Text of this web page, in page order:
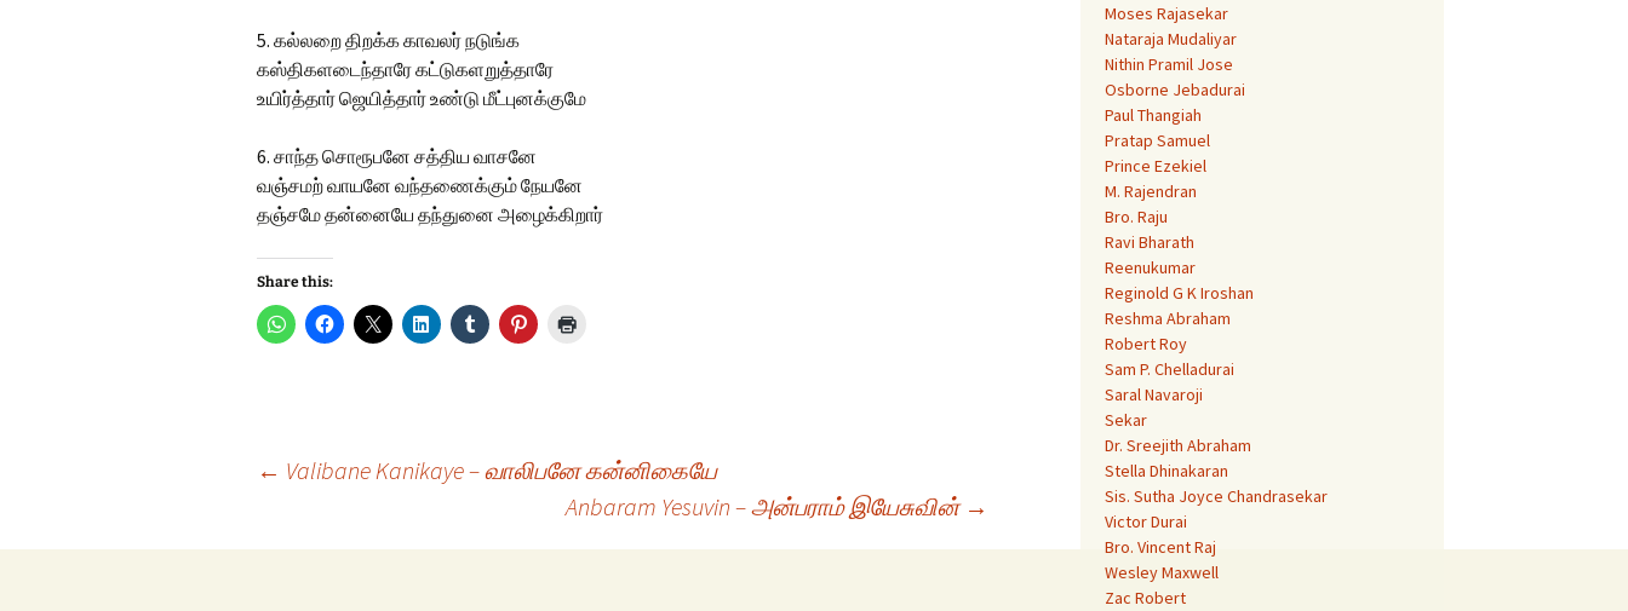
5. கல்லறை திறக்க காவலர் நடுங்க
கஸ்திகளடைந்தாரே கட்டுகளறுத்தாரே
உயிர்த்தார் ஜெயித்தார் உண்டு மீட்புனக்குமே
6. சாந்த சொரூபனே சத்திய வாசனே
வஞ்சமற் வாயனே வந்தணைக்கும் நேயனே
தஞ்சமே தன்னையே தந்துனை அழைக்கிறார்
Share this:
navigation
← Valibane Kanikaye – வாலிபனே கன்னிகையே
Anbaram Yesuvin – அன்பராம் இயேசுவின் →
Moses Rajasekar
Nataraja Mudaliyar
Nithin Pramil Jose
Osborne Jebadurai
Paul Thangiah
Pratap Samuel
Prince Ezekiel
M. Rajendran
Bro. Raju
Ravi Bharath
Reenukumar
Reginold G K Iroshan
Reshma Abraham
Robert Roy
Sam P. Chelladurai
Saral Navaroji
Sekar
Dr. Sreejith Abraham
Stella Dhinakaran
Sis. Sutha Joyce Chandrasekar
Victor Durai
Bro. Vincent Raj
Wesley Maxwell
Zac Robert